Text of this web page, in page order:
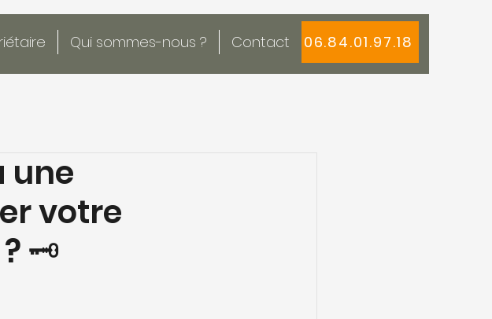
Qui sommes-nous ? Contact 06.84.01.97.18
une
votre
🗝️